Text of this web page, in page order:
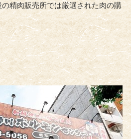
精肉販売所では厳選された肉の購